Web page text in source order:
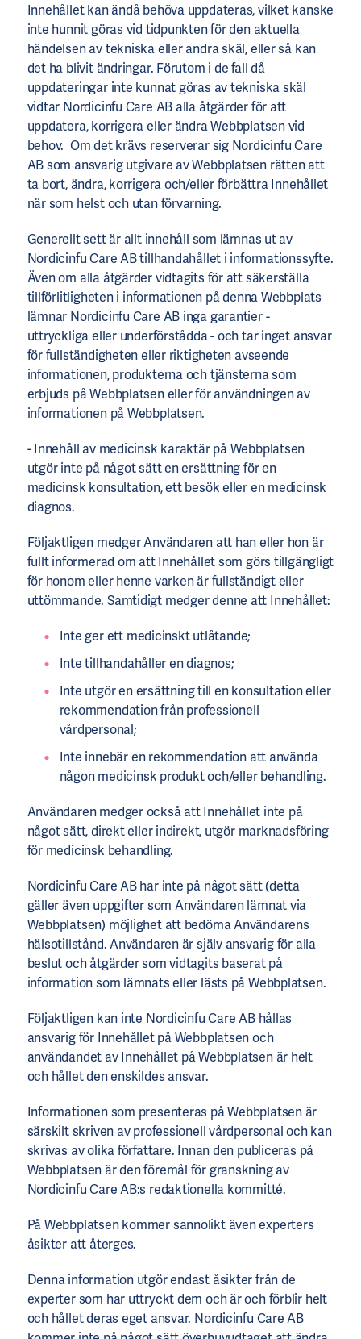
Innehållet kan ändå behöva uppdateras, vilket kanske
inte hunnit göras vid tidpunkten för den aktuella
händelsen av tekniska eller andra skäl, eller så kan
det ha blivit ändringar. Förutom i de fall då
uppdateringar inte kunnat göras av tekniska skäl
vidtar Nordicinfu Care AB alla åtgärder för att
uppdatera, korrigera eller ändra Webbplatsen vid
behov. Om det krävs reserverar sig Nordicinfu Care
AB som ansvarig utgivare av Webbplatsen rätten att
ta bort, ändra, korrigera och/eller förbättra Innehållet
när som helst och utan förvarning.
Generellt sett är allt innehåll som lämnas ut av
Nordicinfu Care AB tillhandahållet i informationssyfte.
Även om alla åtgärder vidtagits för att säkerställa
tillförlitligheten i informationen på denna Webbplats
lämnar Nordicinfu Care AB inga garantier -
uttryckliga eller underförstådda - och tar inget ansvar
för fullständigheten eller riktigheten avseende
informationen, produkterna och tjänsterna som
erbjuds på Webbplatsen eller för användningen av
informationen på Webbplatsen.
- Innehåll av medicinsk karaktär på Webbplatsen
utgör inte på något sätt en ersättning för en
medicinsk konsultation, ett besök eller en medicinsk
diagnos.
Följaktligen medger Användaren att han eller hon är
fullt informerad om att Innehållet som görs tillgängligt
för honom eller henne varken är fullständigt eller
uttömmande. Samtidigt medger denne att Innehållet:
Inte ger ett medicinskt utlåtande;
Inte tillhandahåller en diagnos;
Inte utgör en ersättning till en konsultation eller
rekommendation från professionell
vårdpersonal;
Inte innebär en rekommendation att använda
någon medicinsk produkt och/eller behandling.
Användaren medger också att Innehållet inte på
något sätt, direkt eller indirekt, utgör marknadsföring
för medicinsk behandling.
Nordicinfu Care AB har inte på något sätt (detta
gäller även uppgifter som Användaren lämnat via
Webbplatsen) möjlighet att bedöma Användarens
hälsotillstånd. Användaren är själv ansvarig för alla
beslut och åtgärder som vidtagits baserat på
information som lämnats eller lästs på Webbplatsen.
Följaktligen kan inte Nordicinfu Care AB hållas
ansvarig för Innehållet på Webbplatsen och
användandet av Innehållet på Webbplatsen är helt
och hållet den enskildes ansvar.
Informationen som presenteras på Webbplatsen är
särskilt skriven av professionell vårdpersonal och kan
skrivas av olika författare. Innan den publiceras på
Webbplatsen är den föremål för granskning av
Nordicinfu Care AB:s redaktionella kommitté.
På Webbplatsen kommer sannolikt även experters
åsikter att återges.
Denna information utgör endast åsikter från de
experter som har uttryckt dem och är och förblir helt
och hållet deras eget ansvar. Nordicinfu Care AB